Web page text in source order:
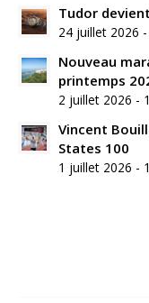
Tudor
24 juillet 2026
Nouveau
printemps
2 juillet 2026 -
Vincent
States 100
1 juillet 2026 -